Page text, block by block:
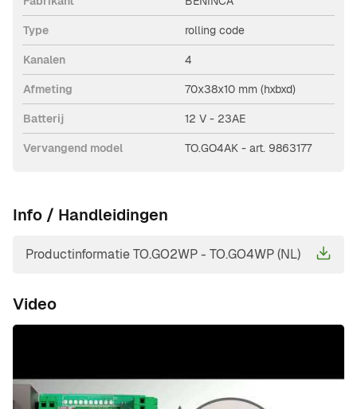
Type rolling code
Kanalen 4
Afmeting 70x38x10 mm (hxbxd)
Batterij 12 V - 23AE
Vervangend model TO.GO4AK - art. 9863177
Info / Handleidingen
Productinformatie TO.GO2WP - TO.GO4WP (NL)
Video